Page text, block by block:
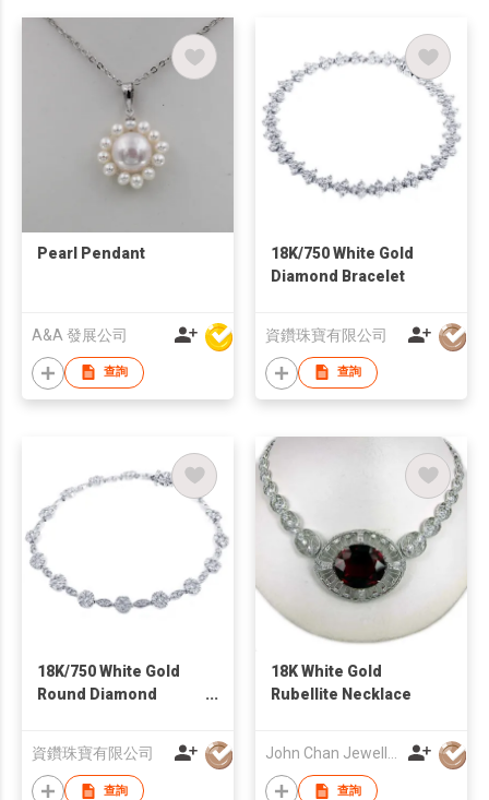
Pearl Pendant
A&A 發展公司
查詢
18K/750 White Gold
Diamond Bracelet
資鑽珠寶有限公司
查詢
18K/750 White Gold
Round Diamond
資鑽珠寶有限公司
查詢
18K White Gold
Rubellite Necklace
查詢